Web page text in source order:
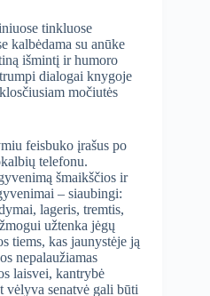
tinkluose
kalbėdama su anūke
išmintį ir humoro
dialogai knygoje
močiutės
feisbuko įrašus po
telefonu.
šmaikščios ir
– siaubingi:
lageris, tremtis,
užtenka jėgų
tiems, kas jaunystėje ją
nepalaužiamas
laisvei, kantrybė
vėlyva senatvė gali būti